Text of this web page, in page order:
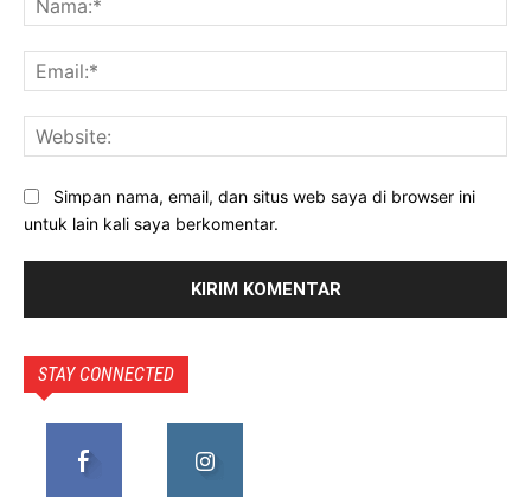
Simpan nama, email, dan situs web saya di browser ini
untuk lain kali saya berkomentar.
STAY CONNECTED